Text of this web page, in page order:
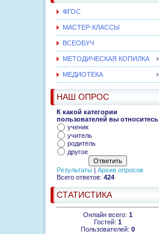
ФГОС
МАСТЕР-КЛАССЫ
ВСЕОБУЧ
МЕТОДИЧЕСКАЯ КОПИЛКА
МЕДИОТЕКА
НАШ ОПРОС
К какой категории
пользователей вы относитесь
ученик
учитель
родитель
другое
Результаты
Архив опросов
Всего ответов: 424
СТАТИСТИКА
Онлайн всего: 1
Гостей: 1
Пользователей: 0